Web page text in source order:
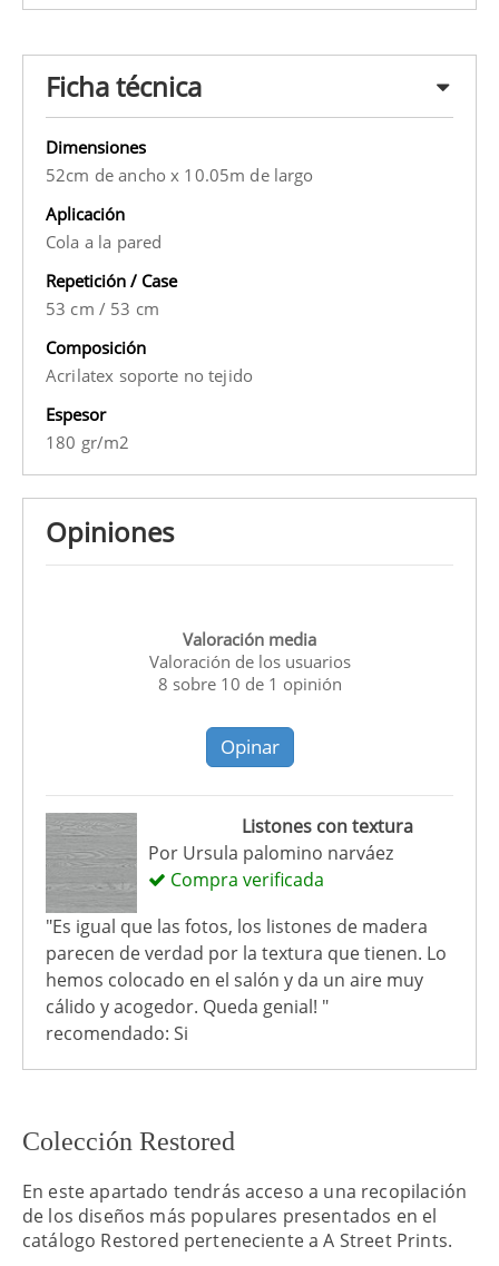
Ficha técnica
Dimensiones
52cm de ancho x 10.05m de largo
Aplicación
Cola a la pared
Repetición / Case
53 cm / 53 cm
Composición
Acrilatex soporte no tejido
Espesor
180 gr/m2
Opiniones
Valoración media
Valoración de los usuarios
8 sobre 10 de 1 opinión
Opinar
Listones con textura
Por Ursula palomino narváez
Compra verificada
"Es igual que las fotos, los listones de madera
parecen de verdad por la textura que tienen. Lo
hemos colocado en el salón y da un aire muy
cálido y acogedor. Queda genial! "
recomendado: Si
Colección Restored
En este apartado tendrás acceso a una recopilación
de los diseños más populares presentados en el
catálogo Restored perteneciente a A Street Prints.